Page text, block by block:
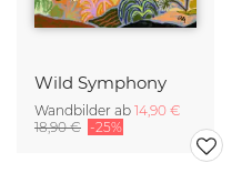
Wild Symphony
Wandbilder ab 14,90 €
18,90 € -25%